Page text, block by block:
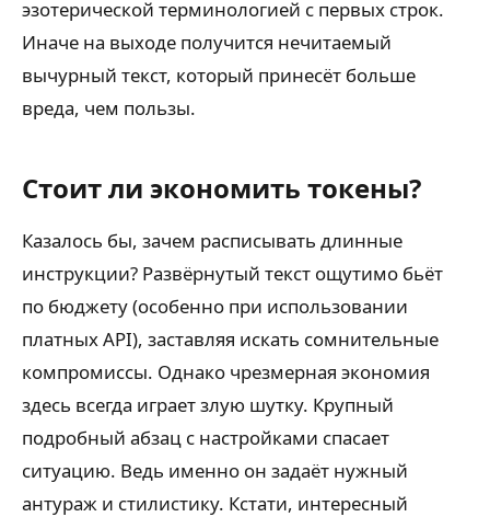
эзотерической терминологией с первых строк.
Иначе на выходе получится нечитаемый
вычурный текст, который принесёт больше
вреда, чем пользы.
Стоит ли экономить токены?
Казалось бы, зачем расписывать длинные
инструкции? Развёрнутый текст ощутимо бьёт
по бюджету (особенно при использовании
платных API), заставляя искать сомнительные
компромиссы. Однако чрезмерная экономия
здесь всегда играет злую шутку. Крупный
подробный абзац с настройками спасает
ситуацию. Ведь именно он задаёт нужный
антураж и стилистику. Кстати, интересный